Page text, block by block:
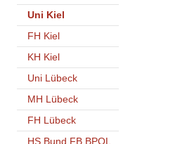
Uni Kiel
FH Kiel
KH Kiel
Uni Lübeck
MH Lübeck
FH Lübeck
HS Bund FB BPOL